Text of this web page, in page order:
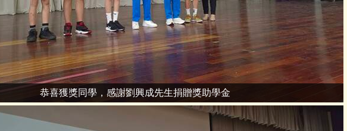
恭喜獲獎同學，感謝劉興成先生捐贈獎助學金